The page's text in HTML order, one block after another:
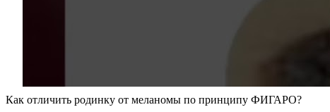
Как отличить родинку от меланомы по принципу ФИГАРО?